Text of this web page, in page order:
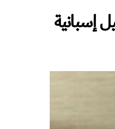
إسبانية